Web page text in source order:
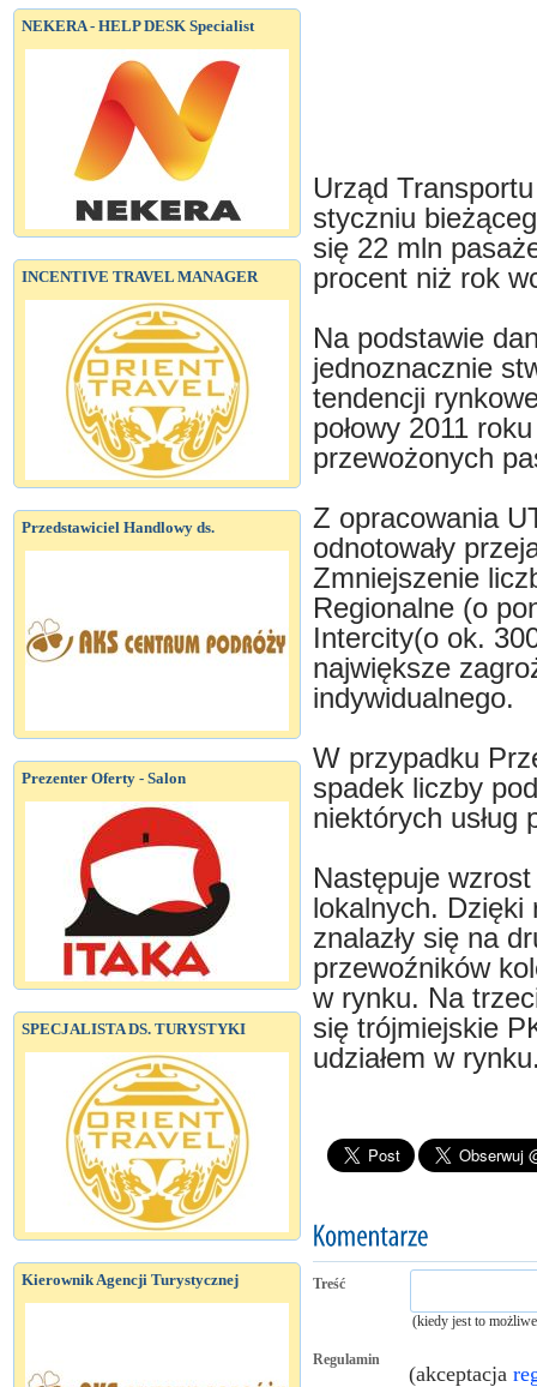
NEKERA - HELP DESK Specialist
INCENTIVE TRAVEL MANAGER
Przedstawiciel Handlowy ds.
Prezenter Oferty - Salon
SPECJALISTA DS. TURYSTYKI
Kierownik Agencji Turystycznej
Urząd
styczniu
się 22 mln
procent niż rok
Na podstawie
jednoznacznie
tendencji
połowy 2011
przewożonych
Z opracowania
odnotowały
Zmniejszenie
Regionalne (o
Intercity(o ok.
największe
indywidualnego.
W przypadku
spadek liczby
niektórych usług
Następuje
lokalnych. Dzięki
znalazły się na
przewoźników
w rynku. Na
się trójmiejskie
udziałem w
Treść
(kiedy jest to
Regulamin
(akceptacja